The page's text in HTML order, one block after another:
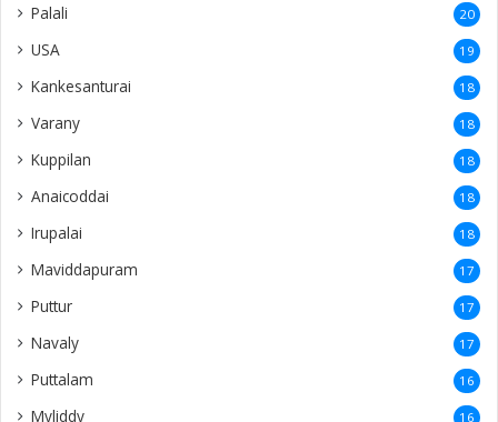
Palali 20
USA 19
Kankesanturai 18
Varany 18
Kuppilan 18
Anaicoddai 18
Irupalai 18
Maviddapuram 17
Puttur 17
Navaly 17
Puttalam 16
Myliddy 16